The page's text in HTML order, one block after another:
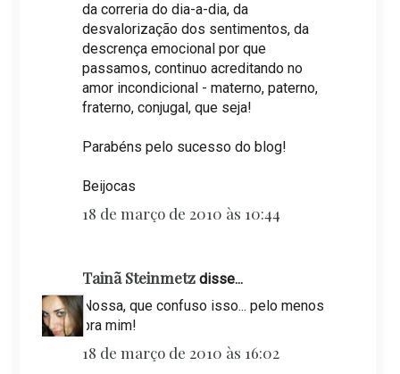
da correria do dia-a-dia, da
desvalorização dos sentimentos, da
descrença emocional por que
passamos, continuo acreditando no
amor incondicional - materno, paterno,
fraterno, conjugal, que seja!
Parabéns pelo sucesso do blog!
Beijocas
18 de março de 2010 às 10:44
Tainã Steinmetzdisse...
Nossa, que confuso isso... pelo menos
pra mim!
18 de março de 2010 às 16:02